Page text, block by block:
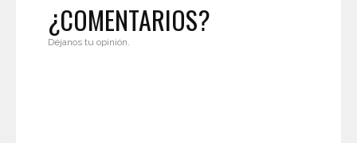
¿COMENTARIOS?
Déjanos tu opinión.